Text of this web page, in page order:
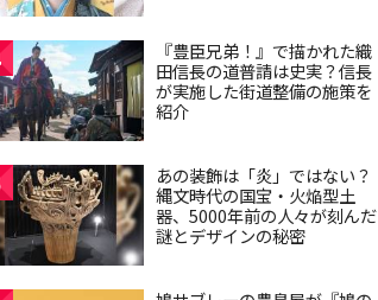
『豊臣兄弟！』で描かれた織
田信長の道普請は史実？信長
が実施した街道整備の施策を
紹介
あの装飾は「炎」ではない？
縄文時代の国宝・火焔型土
器、5000年前の人々が刻んだ
謎とデザインの秘密